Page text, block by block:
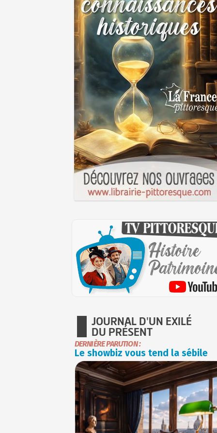
JOURNAL D'UN EXILÉ
DU PRÉSENT
DERNIÈRE PARUTION :
Le showbiz vous tend la sébile